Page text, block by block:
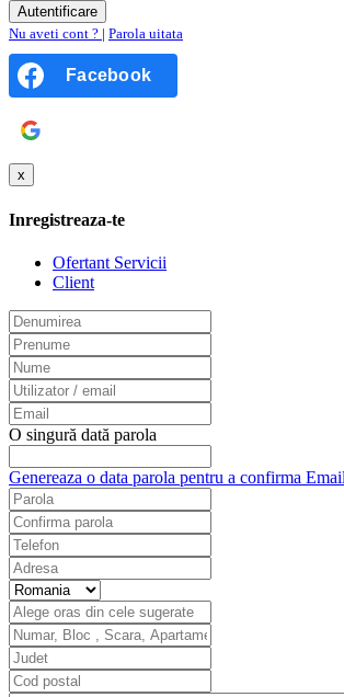
Nu aveti cont ? | Parola uitata
Facebook
x
Inregistreaza-te
Ofertant Servicii
Client
O singură dată parola
Genereaza o data parola pentru a confirma Email